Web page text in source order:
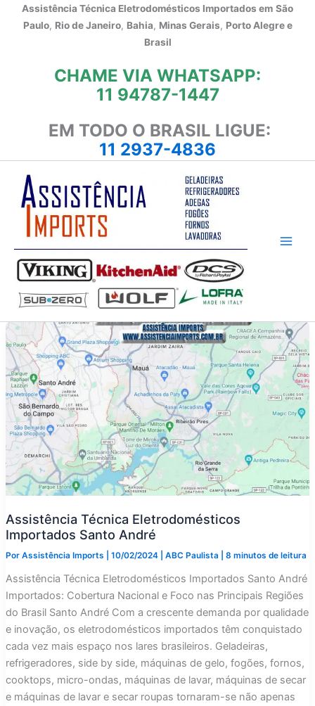
Assistência Técnica Eletrodomésticos Importados em São
Paulo, Rio de Janeiro, Bahia, Minas Gerais, Porto Alegre e
Brasil
CHAME VIA WHATSAPP:
11 94787-1447
EM TODO O BRASIL LIGUE:
11 2937-4836
Assistência Técnica Eletrodomésticos
Importados Santo André
Por Assistência Imports 10/02/2024 ABC Paulista 8 minutos de leitura
Assistência Técnica Eletrodomésticos Importados Santo André
Importados: Cobertura Nacional e Foco nas Principais Regiões
do Brasil Santo André Com a crescente demanda por qualidade
e inovação, os eletrodomésticos importados têm conquistado
cada vez mais espaço nos lares brasileiros. Geladeiras,
refrigeradores, side by side, máquinas de gelo, fogões, fornos,
cooktops, micro-ondas, máquinas de lavar, máquinas de secar
e máquinas de lavar e secar roupas tornaram-se não apenas